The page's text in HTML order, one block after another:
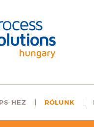
HEZ RÓLUNK